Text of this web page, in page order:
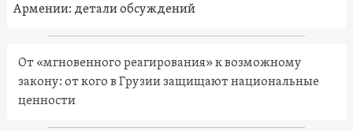
Армении: детали обсуждений
От «мгновенного реагирования» к возможному
закону: от кого в Грузии защищают национальные
ценности